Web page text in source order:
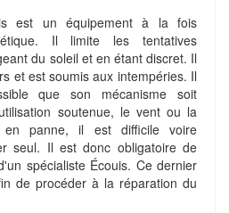
est un équipement à la fois
Il limite les tentatives
du soleil et en étant discret. Il
et est soumis aux intempéries. Il
que son mécanisme soit
soutenue, le vent ou la
en panne, il est difficile voire
seul. Il est donc obligatoire de
spécialiste Écouis. Ce dernier
de procéder à la réparation du